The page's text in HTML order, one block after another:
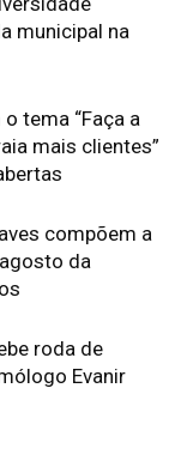
municipal na
tema “Faça a
mais clientes”
compõem a
da
roda de
Evanir